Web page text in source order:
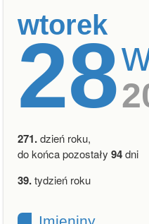
wtorek
28
271.dzień roku,
do końca pozostały 94dni
39.tydzień roku